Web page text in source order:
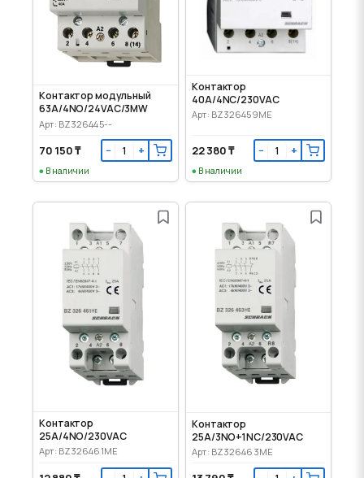
Контактор модульный
63A/4NO/24VAC/3MW
Арт: BZ326445--
70 150 ₸ − +
В наличии
Контактор
40A/4NC/230VAC
Арт: BZ326459ME
22 380 ₸ − +
В наличии
Контактор
25A/4NO/230VAC
Арт: BZ326461ME
Контактор
25A/3NO+1NC/230VAC
Арт: BZ326463ME